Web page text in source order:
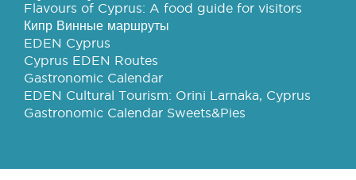
Flavours of Cyprus: A food guide for visitors
Кипр Винные маршруты
EDEN Cyprus
Cyprus EDEN Routes
Gastronomic Calendar
EDEN Cultural Tourism: Orini Larnaka, Cyprus
Gastronomic Calendar Sweets&Pies